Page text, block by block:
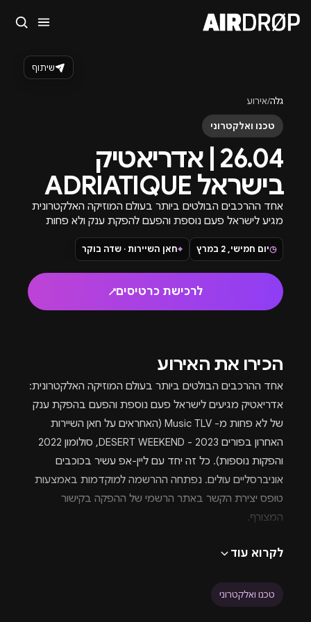
גלה/אירוע
טכנו ואלקטרוני
26.04 | אדריאטיק
בישראל ADRIATIQUE
אחד ההרכבים הבולטים ביותר בעולם המוזיקה האלקטרונית
מגיע לישראל פעם נוספת והפעם להפקת ענק ולא פחות
מפארק אריאל שרון בתל אביב.
◷יום חמישי, 2 במרץ ⌖חאן השיירות · שדה בוקר
לרכישת כרטיסים↗
שיתוף
הכירו את האירוע
אחד ההרכבים הבולטים ביותר בעולם המוזיקה האלקטרונית:
אדריאטיק מגיעים לישראל פעם נוספת והפעם בהפקת ענק
של לא פחות מ- Music TLV (האחראים על חאן השיירות
האחרון בפורים 2023 - DESERT WEEKEND, סולומון 2022
והפקות נוספות). כל זה יחד עם ליין-אפ עשיר בכוכבים
אוניברסליים עולים. נפתחה ההרשמה למוקדמות באמצעות
טופס יצירת הקשר באתר הרשמי של ההפקה בקישור
המצורף.
Ae:ther
מכירת כרטיסים כבר החלה.
לקרוא עוד
טכנו ואלקטרוני
סגור